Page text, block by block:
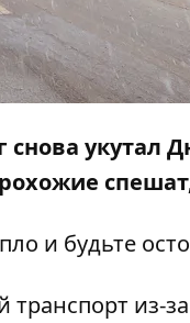
снова укутал
и будьте
из-